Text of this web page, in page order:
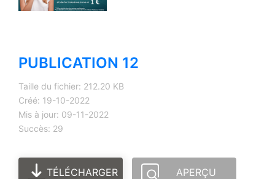
PUBLICATION 12
Taille du fichier: 212.20 KB
Créé: 19-10-2022
Mis à jour: 09-11-2022
Succès: 29
TÉLÉCHARGER APERÇU